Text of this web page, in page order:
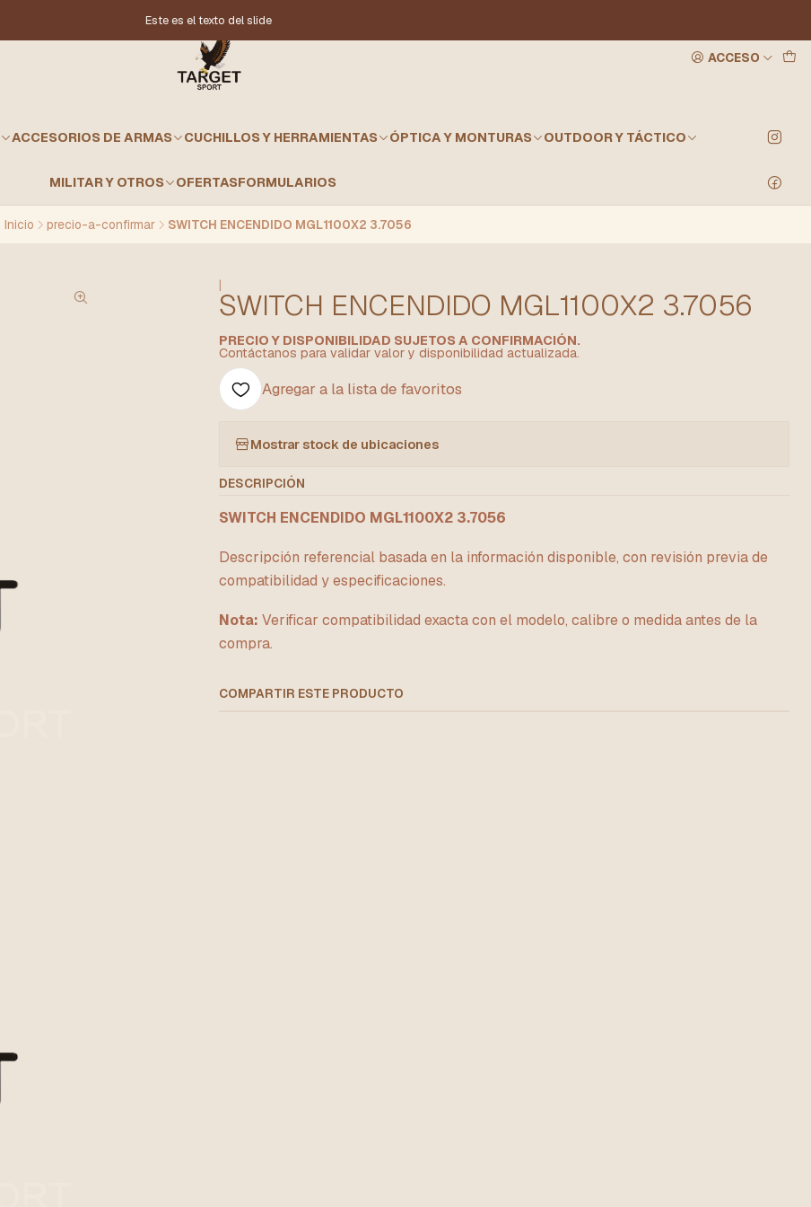
ACCESO
ACCESORIOS DE ARMAS CUCHILLOS Y HERRAMIENTAS ÓPTICA Y MONTURAS OUTDOOR Y TÁCTICO
MILITAR Y OTROS OFERTASFORMULARIOS
Este es el texto del slide
Inicio precio-a-confirmar SWITCH ENCENDIDO MGL1100X2 3.7056
|
SWITCH ENCENDIDO MGL1100X2 3.7056
PRECIO Y DISPONIBILIDAD SUJETOS A CONFIRMACIÓN.
Contáctanos para validar valor y disponibilidad actualizada.
Agregar a la lista de favoritos
Mostrar stock de ubicaciones
DESCRIPCIÓN
SWITCH ENCENDIDO MGL1100X2 3.7056
Descripción referencial basada en la información disponible, con revisión previa de
compatibilidad y especificaciones.
Nota: Verificar compatibilidad exacta con el modelo, calibre o medida antes de la
compra.
COMPARTIR ESTE PRODUCTO